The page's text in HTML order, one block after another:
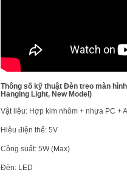
Thông số kỹ thuật Đèn treo màn
Hanging Light, New Model)
Vật liệu: Hợp kim nhôm + nhựa PC +
Hiệu điện thế: 5V
Công suất: 5W (Max)
Đèn: LED